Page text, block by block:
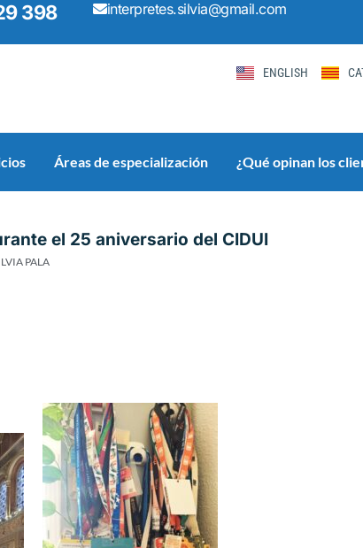
398 interpretes.silvia@gmail.com
ENGLISH
Áreas de especialización ¿Qué opinan los
el 25 aniversario del CIDUI
PALA